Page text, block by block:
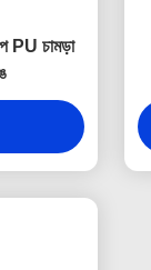
PU চামড়া